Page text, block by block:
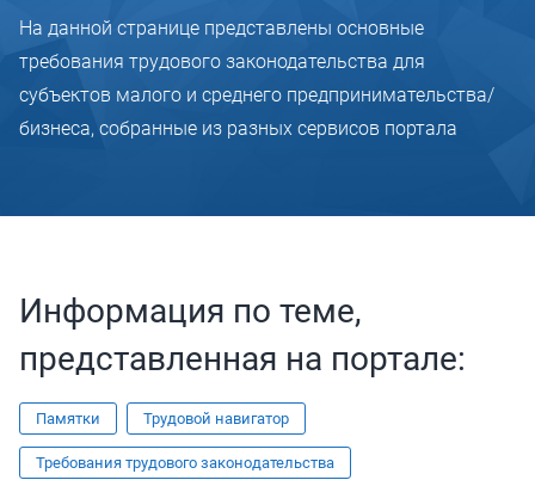
На данной странице представлены основные
требования трудового законодательства для
субъектов малого и среднего предпринимательства/
бизнеса, собранные из разных сервисов портала
Информация по теме,
представленная на портале:
Памятки Трудовой навигатор
Требования трудового законодательства